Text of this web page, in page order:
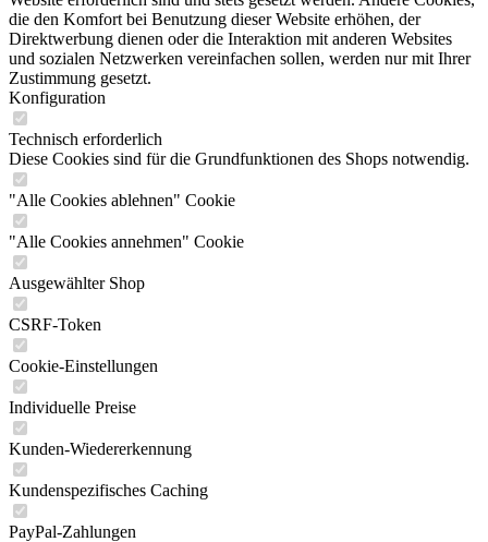
die den Komfort bei Benutzung dieser Website erhöhen, der
Direktwerbung dienen oder die Interaktion mit anderen Websites
und sozialen Netzwerken vereinfachen sollen, werden nur mit Ihrer
Zustimmung gesetzt.
Konfiguration
Technisch erforderlich
Diese Cookies sind für die Grundfunktionen des Shops notwendig.
"Alle Cookies ablehnen" Cookie
"Alle Cookies annehmen" Cookie
Ausgewählter Shop
CSRF-Token
Cookie-Einstellungen
Individuelle Preise
Kunden-Wiedererkennung
Kundenspezifisches Caching
PayPal-Zahlungen